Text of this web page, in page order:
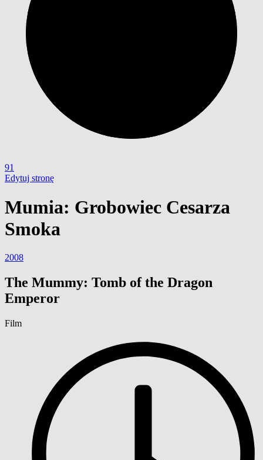
91
Edytuj stronę
Mumia: Grobowiec Cesarza
Smoka
2008
The Mummy: Tomb of the Dragon
Emperor
Film